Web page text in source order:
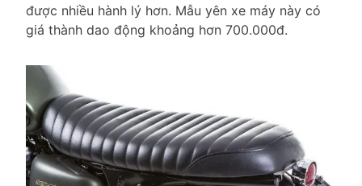
được nhiều hành lý hơn. Mẫu yên xe máy này có
giá thành dao động khoảng hơn 700.000đ.